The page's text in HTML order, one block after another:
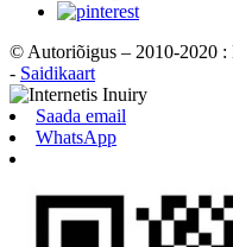
© Autoriõigus – 2010-2020 :
- Saidikaart
Saada email
WhatsApp